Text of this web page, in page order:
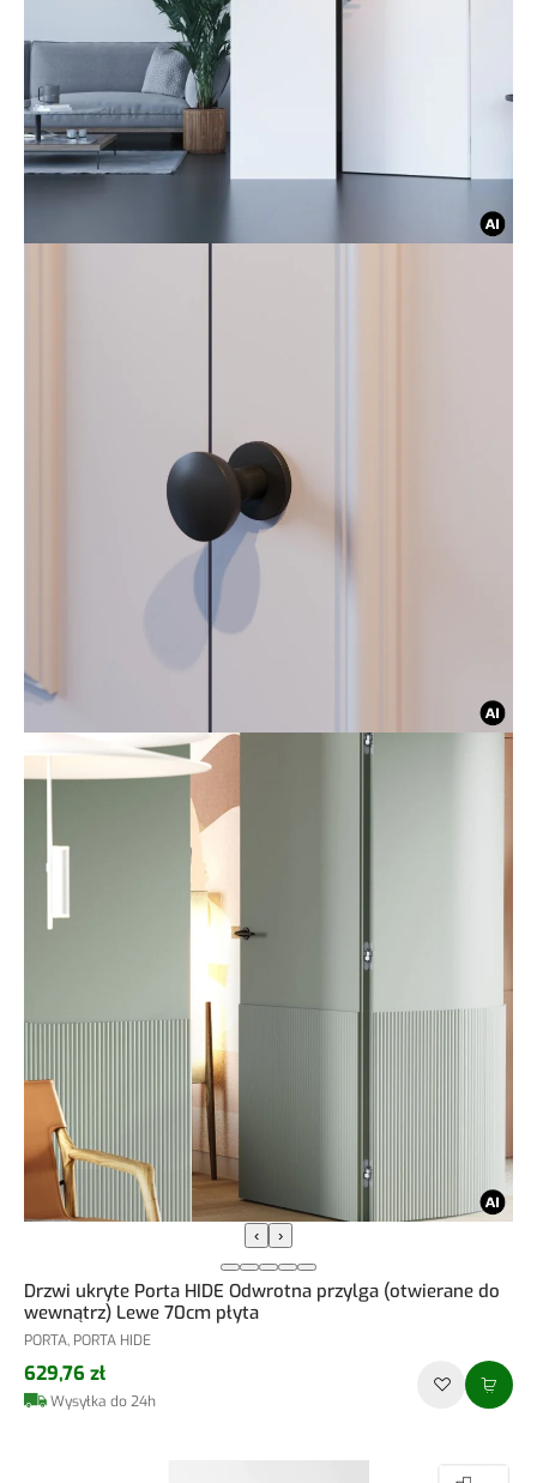
‹ ›
Drzwi ukryte Porta HIDE Odwrotna przylga (otwierane do
wewnątrz) Lewe 70cm płyta
PORTA, PORTA HIDE
629,76 zł
Wysyłka do 24h